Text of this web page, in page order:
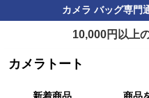
カメラ バッグ専門
10,000円以上
カメラトート